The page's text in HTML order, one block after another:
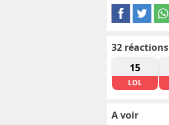
32 réactions
15
LOL
A voir